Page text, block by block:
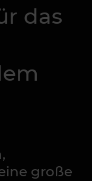
das
große